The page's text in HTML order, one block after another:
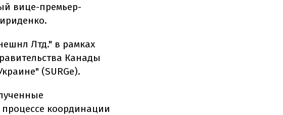
вице-премьер-
Лтд." в рамках
Канады
(SURGe).
координации